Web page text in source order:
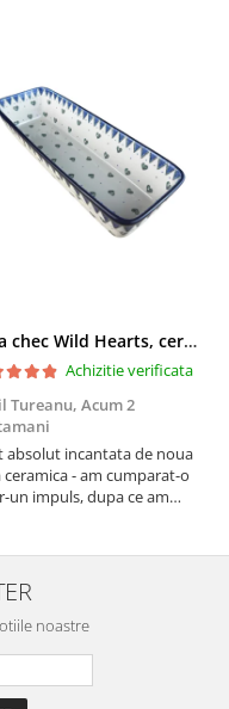
Tava chec Wild Hearts, ceramica smaltuita, pictata manual, 31,0 X 12,0 cm
Achizitie verificata
Tureanu, Acum 2
absolut incantata de noua
ceramica - am cumparat-o
un impuls, dupa ce am
de rugina dupa spalare.
ma va scapa de aceasta
in plus este tare
o ...
noastre